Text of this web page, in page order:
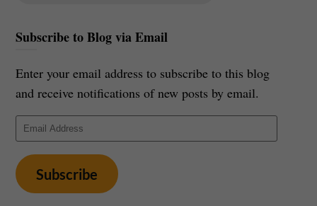
Subscribe to Blog via Email
Enter your email address to subscribe to this blog
and receive notifications of new posts by email.
Email
Address
Subscribe